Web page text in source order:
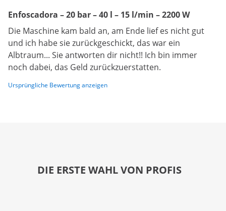
Enfoscadora – 20 bar – 40 l – 15 l/min – 2200 W
Die Maschine kam bald an, am Ende lief es nicht gut
und ich habe sie zurückgeschickt, das war ein
Albtraum... Sie antworten dir nicht!! Ich bin immer
noch dabei, das Geld zurückzuerstatten.
Ursprüngliche Bewertung anzeigen
DIE ERSTE WAHL VON PROFIS